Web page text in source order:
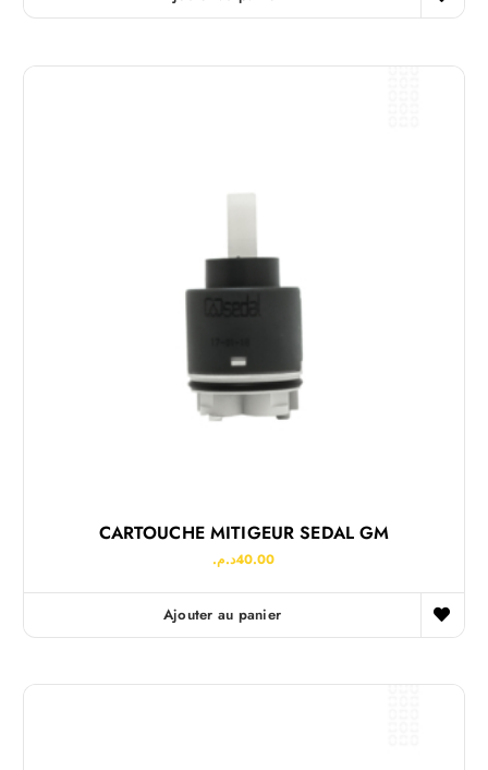
CARTOUCHE MITIGEUR SEDAL GM
40.00د.م.
Ajouter au panier